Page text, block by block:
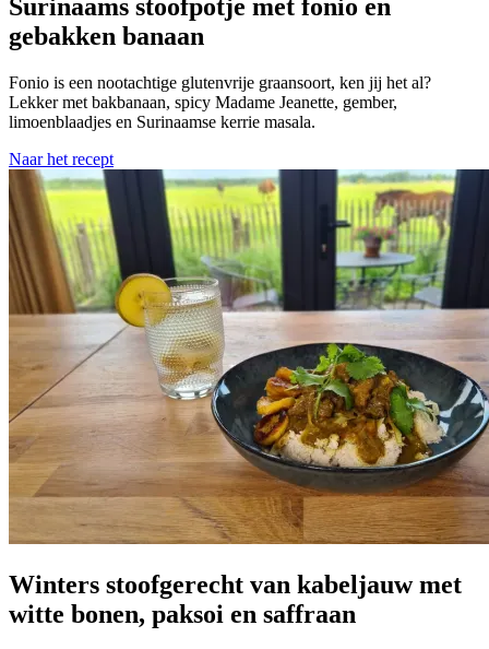
Surinaams stoofpotje met fonio en
gebakken banaan
Fonio is een nootachtige glutenvrije graansoort, ken jij het al?
Lekker met bakbanaan, spicy Madame Jeanette, gember,
limoenblaadjes en Surinaamse kerrie masala.
Naar het recept
Winters stoofgerecht van kabeljauw met
witte bonen, paksoi en saffraan